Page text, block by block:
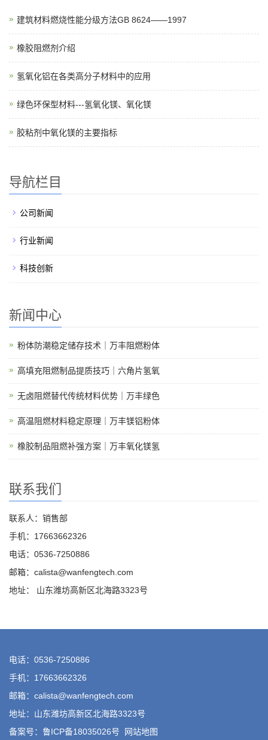
建筑材料燃烧性能分级方法GB 8624——1997
橡胶阻燃剂介绍
氢氧化铝在各类高分子材料中的应用
绿色环保型材料---氢氧化镁、氧化镁
胶粘剂中氧化镁的主要指标
导航栏目
公司新闻
行业新闻
科技创新
新闻中心
粉体防潮稳定储存技术｜万丰阻燃粉体
高填充阻燃制品提质技巧｜六角片氢氧
无卤阻燃替代传统材料优势｜万丰绿色
高温阻燃材料稳定原理｜万丰镁铝粉体
橡胶制品阻燃补强方案｜万丰氧化镁氢
联系我们
联系人：销售部
手机：17663662326
电话：0536-7250886
邮箱：calista@wanfengtech.com
地址： 山东潍坊高新区北海路3323号
电话：0536-7250886
手机：17663662326
邮箱：calista@wanfengtech.com
地址：山东潍坊高新区北海路3323号
备案号：鲁ICP备18035026号
网站地图